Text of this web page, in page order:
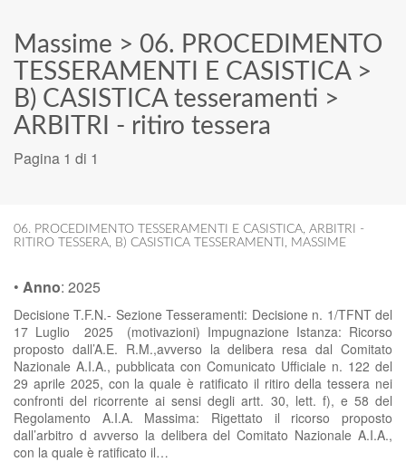
Massime > 06. PROCEDIMENTO
TESSERAMENTI E CASISTICA>
B) CASISTICA tesseramenti >
ARBITRI - ritiro tessera
Pagina 1 di 1
06. PROCEDIMENTO TESSERAMENTI E CASISTICA, ARBITRI -
RITIRO TESSERA, B) CASISTICA TESSERAMENTI , MASSIME
• Anno: 2025
Decisione T.F.N.- Sezione Tesseramenti: Decisione n. 1/TFNT del
17 Luglio 2025 (motivazioni) Impugnazione Istanza: Ricorso
proposto dall’A.E. R.M.,avverso la delibera resa dal Comitato
Nazionale A.I.A., pubblicata con Comunicato Ufficiale n. 122 del
29 aprile 2025, con la quale è ratificato il ritiro della tessera nei
confronti del ricorrente ai sensi degli artt. 30, lett. f), e 58 del
Regolamento A.I.A. Massima: Rigettato il ricorso proposto
dall’arbitro d avverso la delibera del Comitato Nazionale A.I.A.,
con la quale è ratificato il…